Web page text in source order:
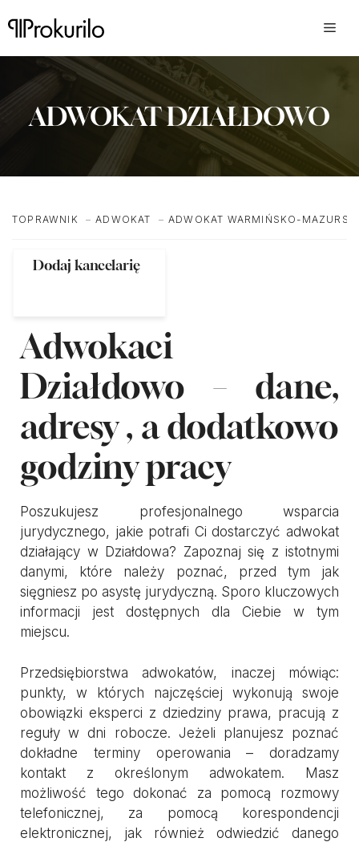
do
ADWOKAT DZIAŁDOWO
TOPRAWNIK ADWOKAT ADWOKAT WARMIŃSKO-
Dodaj kancelarię
Adwokaci
Działdowo – dane,
adresy , a dodatkowo
godziny pracy
Poszukujesz profesjonalnego wsparcia
jurydycznego, jakie potrafi Ci dostarczyć adwokat
działający w Działdowa? Zapoznaj się z istotnymi
danymi, które należy poznać, przed tym jak
sięgniesz po asystę jurydyczną. Sporo kluczowych
informacji jest dostępnych dla Ciebie w tym
miejscu.
Przedsiębiorstwa adwokatów, inaczej mówiąc:
punkty, w których najczęściej wykonują swoje
obowiązki eksperci z dziedziny prawa, pracują z
reguły w dni robocze. Jeżeli planujesz poznać
dokładne terminy operowania – doradzamy
kontakt z określonym adwokatem. Masz
możliwość tego dokonać za pomocą rozmowy
telefonicznej, za pomocą korespondencji
elektronicznej, jak również odwiedzić danego